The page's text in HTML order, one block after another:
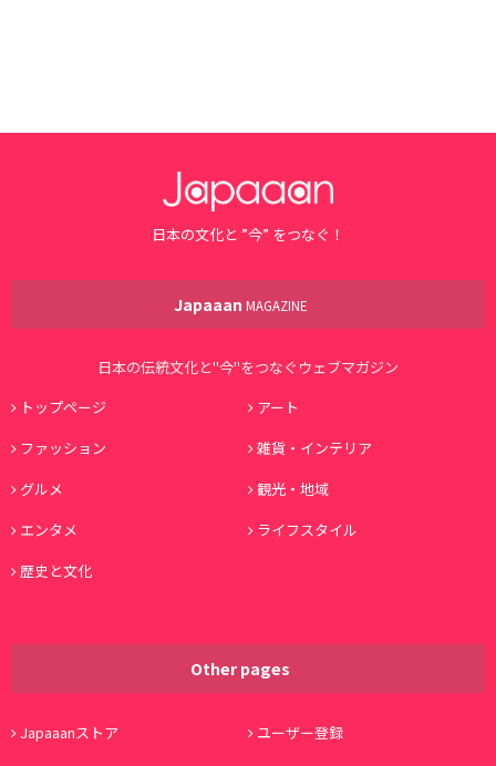
日本の文化と ”今” をつなぐ！
Japaaan MAGAZINE
日本の伝統文化と"今"をつなぐウェブマガジン
トップページ
アート
ファッション
雑貨・インテリア
グルメ
観光・地域
エンタメ
ライフスタイル
歴史と文化
Other pages
Japaaanストア
ユーザー登録